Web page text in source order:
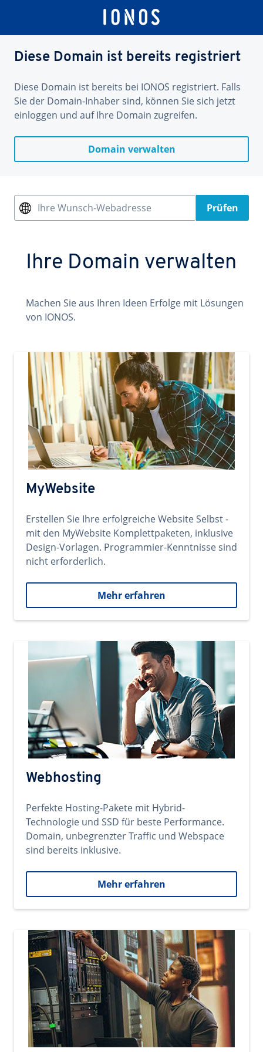
Diese Domain ist bereits registriert
Diese Domain ist bereits bei IONOS registriert. Falls
Sie der Domain-Inhaber sind, können Sie sich jetzt
einloggen und auf Ihre Domain zugreifen.
Domain verwalten
Ihre Wunsch-Webadresse Prüfen
Ihre Domain verwalten
Machen Sie aus Ihren Ideen Erfolge mit Lösungen
von IONOS.
MyWebsite
Erstellen Sie Ihre erfolgreiche Website Selbst -
mit den MyWebsite Komplettpaketen, inklusive
Design-Vorlagen. Programmier-Kenntnisse sind
nicht erforderlich.
Mehr erfahren
Webhosting
Perfekte Hosting-Pakete mit Hybrid-
Technologie und SSD für beste Performance.
Domain, unbegrenzter Traffic und Webspace
sind bereits inklusive.
Mehr erfahren